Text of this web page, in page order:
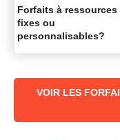
Forfaits à ressources
fixes ou
personnalisables?
‌‌VOIR LES